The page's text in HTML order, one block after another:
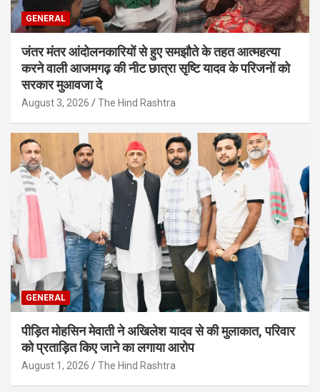
GENERAL
जंतर मंतर आंदोलनकारियों से हुए समझौते के तहत आत्महत्या
करने वाली आजमगढ़ की नीट छात्रा सृष्टि यादव के परिजनों को
सरकार मुआवजा दे
August 3, 2026 The Hind Rashtra
GENERAL
पीड़ित मोहसिन मेवाती ने अखिलेश यादव से की मुलाकात, परिवार
को प्रताड़ित किए जाने का लगाया आरोप
August 1, 2026 The Hind Rashtra